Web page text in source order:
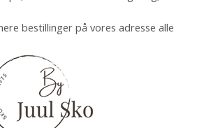
bestillinger på vores adresse alle